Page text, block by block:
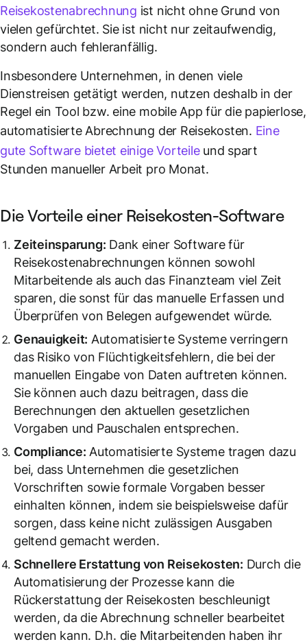
Reisekostenabrechnung ist nicht ohne Grund von
vielen gefürchtet. Sie ist nicht nur zeitaufwendig,
sondern auch fehleranfällig.
Insbesondere Unternehmen, in denen viele
Dienstreisen getätigt werden, nutzen deshalb in der
Regel ein Tool bzw. eine mobile App für die papierlose,
automatisierte Abrechnung der Reisekosten. Eine
gute Software bietet einige Vorteileund spart
Stunden manueller Arbeit pro Monat.
Die Vorteile einer Reisekosten-Software
Zeiteinsparung: Dank einer Software für
Reisekostenabrechnungen können sowohl
Mitarbeitende als auch das Finanzteam viel Zeit
sparen, die sonst für das manuelle Erfassen und
Überprüfen von Belegen aufgewendet würde.
Genauigkeit: Automatisierte Systeme verringern
das Risiko von Flüchtigkeitsfehlern, die bei der
manuellen Eingabe von Daten auftreten können.
Sie können auch dazu beitragen, dass die
Berechnungen den aktuellen gesetzlichen
Vorgaben und Pauschalen entsprechen.
Compliance: Automatisierte Systeme tragen dazu
bei, dass Unternehmen die gesetzlichen
Vorschriften sowie formale Vorgaben besser
einhalten können, indem sie beispielsweise dafür
sorgen, dass keine nicht zulässigen Ausgaben
geltend gemacht werden.
Schnellere Erstattung von Reisekosten: Durch die
Automatisierung der Prozesse kann die
Rückerstattung der Reisekosten beschleunigt
werden, da die Abrechnung schneller bearbeitet
werden kann. D.h. die Mitarbeitenden haben ihr